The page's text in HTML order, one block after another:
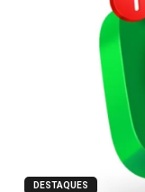
DESTAQUES